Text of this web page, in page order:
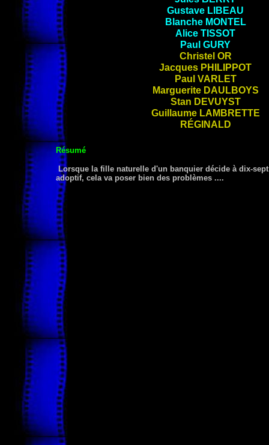
Gustave LIBEAU
Blanche MONTEL
Alice TISSOT
Paul GURY
Christel OR
Jacques PHILIPPOT
Paul VARLET
Marguerite DAULBOYS
Stan DEVUYST
Guillaume LAMBRETTE
RÉGINALD
Résumé
Lorsque la fille naturelle d'un banquier décide à dix-
adoptif, cela va poser bien des problèmes ....